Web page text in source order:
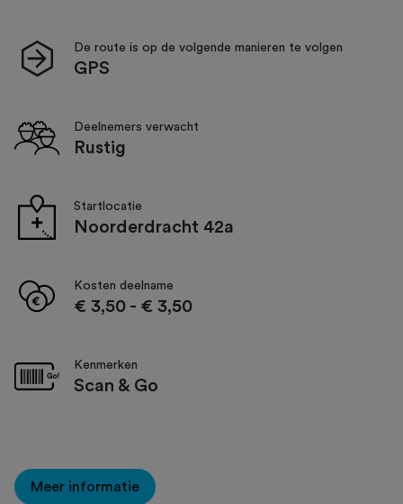
De route is op de volgende manieren te volgen
GPS
Deelnemers verwacht
Rustig
Startlocatie
Noorderdracht 42a
Kosten deelname
€ 3,50 - € 3,50
Kenmerken
Scan & Go
Meer informatie